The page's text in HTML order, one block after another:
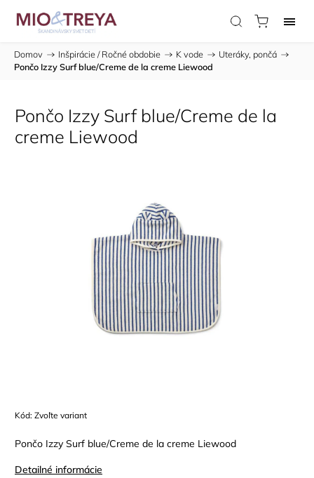
Domov / Inšpirácie / Ročné obdobie / K vode / Uteráky, pončá /
Pončo Izzy Surf blue/Creme de la creme Liewood
Pončo Izzy Surf blue/Creme de la
creme Liewood
Kód: Zvoľte variant
Pončo Izzy Surf blue/Creme de la creme Liewood
Detailné informácie